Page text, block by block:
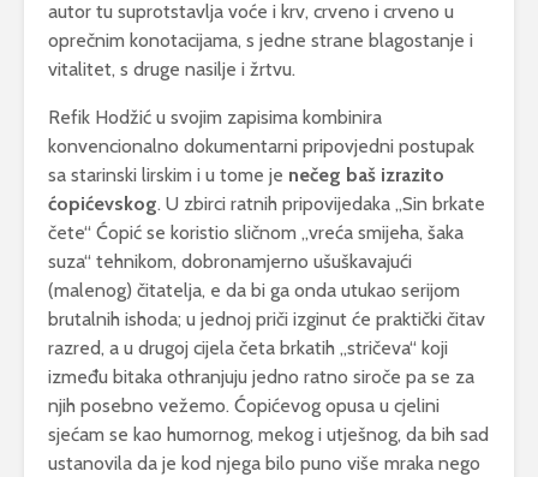
autor tu suprotstavlja voće i krv, crveno i crveno u
oprečnim konotacijama, s jedne strane blagostanje i
vitalitet, s druge nasilje i žrtvu.
Refik Hodžić u svojim zapisima kombinira
konvencionalno dokumentarni pripovjedni postupak
sa starinski lirskim i u tome je nečeg baš izrazito
ćopićevskog. U zbirci ratnih pripovijedaka „Sin brkate
čete“ Ćopić se koristio sličnom „vreća smijeha, šaka
suza“ tehnikom, dobronamjerno ušuškavajući
(malenog) čitatelja, e da bi ga onda utukao serijom
brutalnih ishoda; u jednoj priči izginut će praktički čitav
razred, a u drugoj cijela četa brkatih „stričeva“ koji
između bitaka othranjuju jedno ratno siroče pa se za
njih posebno vežemo. Ćopićevog opusa u cjelini
sjećam se kao humornog, mekog i utješnog, da bih sad
ustanovila da je kod njega bilo puno više mraka nego